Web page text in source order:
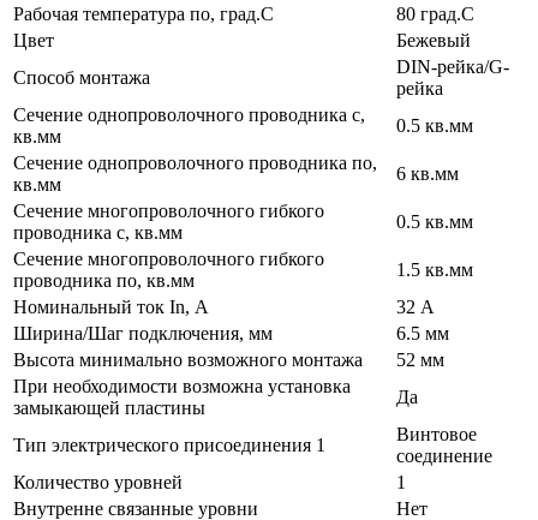
Рабочая температура по, град.C
80 град.C
Цвет
Бежевый
Способ монтажа
DIN-рейка/G-
рейка
Сечение однопроволочного проводника с,
кв.мм
0.5 кв.мм
Сечение однопроволочного проводника по,
кв.мм
6 кв.мм
Сечение многопроволочного гибкого
проводника с, кв.мм
0.5 кв.мм
Сечение многопроволочного гибкого
проводника по, кв.мм
1.5 кв.мм
Номинальный ток In, А
32 А
Ширина/Шаг подключения, мм
6.5 мм
Высота минимально возможного монтажа
52 мм
При необходимости возможна установка
замыкающей пластины
Да
Тип электрического присоединения 1
Винтовое
соединение
Количество уровней
1
Внутренне связанные уровни
Нет